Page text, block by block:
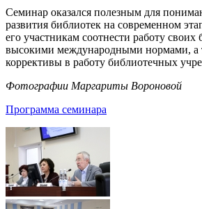
Семинар оказался полезным для
развития библиотек на современном
его участникам соотнести работу своих
высокими международными нормами, а
коррективы в работу библиотечных
Фотографии Маргариты Вороновой
Программа семинара